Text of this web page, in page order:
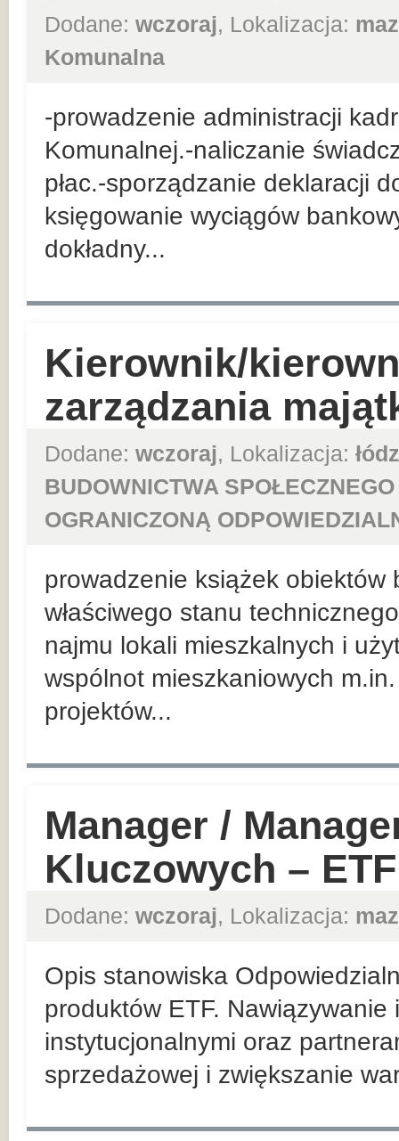
Dodane: wczoraj, Lokalizacja:
Komunalna
-prowadzenie administracji
Komunalnej.-naliczanie
płac.-sporządzanie deklaracji
księgowanie wyciągów
dokładny...
Kierownik/
zarządzania
Dodane: wczoraj, Lokalizacja:
BUDOWNICTWA
OGRANICZONĄ
prowadzenie książek obiektów
właściwego stanu
najmu lokali mieszkalnych i
wspólnot mieszkaniowych
projektów...
Manager /
Kluczowych – ETF
Dodane: wczoraj, Lokalizacja:
Opis stanowiska
produktów ETF.
instytucjonalnymi oraz
sprzedażowej i zwiększanie